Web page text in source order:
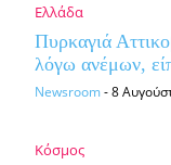
Ελλάδα
Πυρκαγιά
λόγω ανέμων,
Newsroom-8
Κόσμος